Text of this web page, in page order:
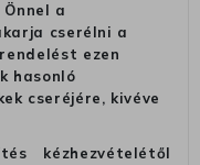
a
cserélni a
ezen
hasonló
cseréjére, kivéve
kézhezvételétől